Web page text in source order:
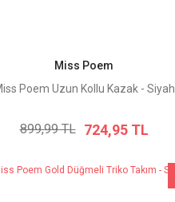
Miss Poem
Poem Uzun Kollu Kazak - Siyah
899,99 TL 724,95 TL